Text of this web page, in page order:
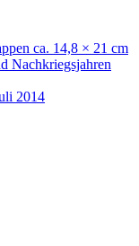
ca. 14,8 × 21 cm
Nachkriegsjahren
2014